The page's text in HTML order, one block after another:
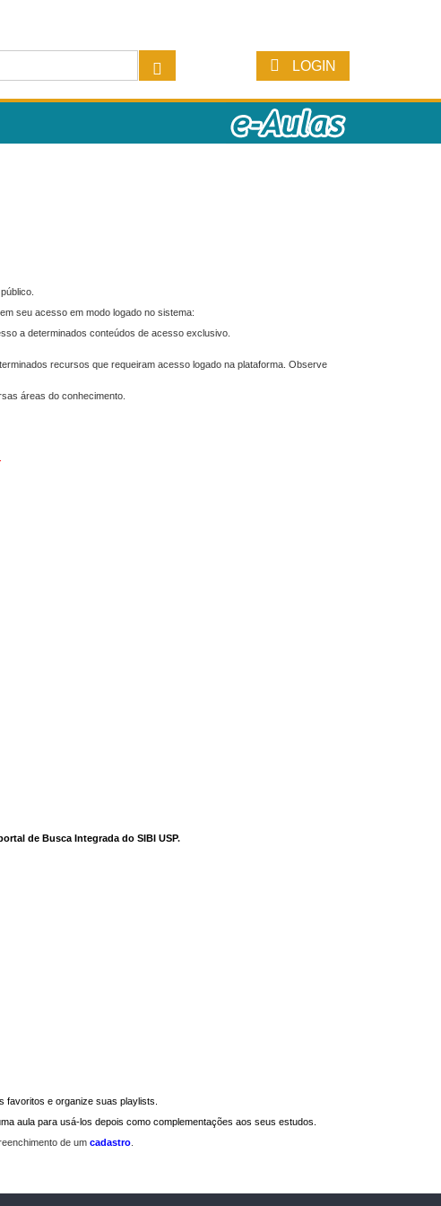
LOGIN
seu acesso em modo logado no sistema:
a determinados conteúdos de acesso exclusivo.
recursos que requeiram acesso logado na plataforma. Observe
áreas do conhecimento.
de Busca Integrada do SIBI USP.
e organize suas playlists.
aula para usá-los depois como complementações aos seus estudos.
de um cadastro